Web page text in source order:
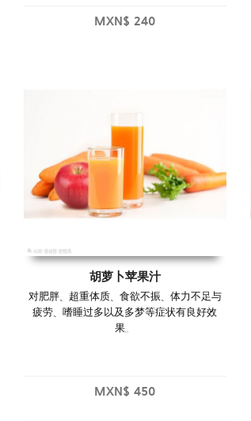
MXN$ 240
胡萝卜苹果汁
对肥胖、超重体质、食欲不振、体力不足与
疲劳、嗜睡过多以及多梦等症状有良好效
果。
MXN$ 450